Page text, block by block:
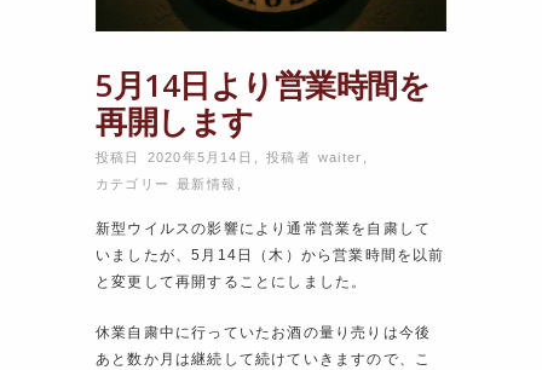
5月14日より営業時間を
再開します
投稿日 2020年5月14日 ,投稿者waiter ,
カテゴリー最新情報 ,
新型ウイルスの影響により通常営業を自粛して
いましたが、5月14日（木）から営業時間を以前
と変更して再開することにしました。
休業自粛中に行っていたお酒の量り売りは今後
あと数か月は継続して続けていきますので、こ